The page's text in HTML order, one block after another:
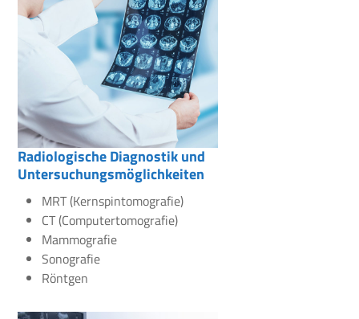
Radiologische Diagnostik und
Untersuchungsmöglichkeiten
MRT (Kernspintomografie)
CT (Computertomografie)
Mammografie
Sonografie
Röntgen